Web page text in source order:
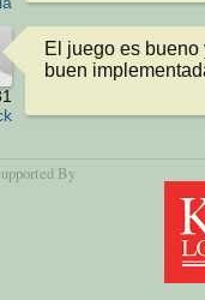
El juego es
buen
By